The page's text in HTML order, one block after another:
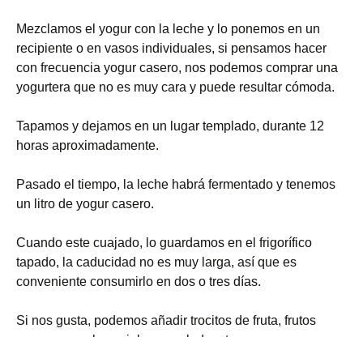
Mezclamos el yogur con la leche y lo ponemos en un
recipiente o en vasos individuales, si pensamos hacer
con frecuencia yogur casero, nos podemos comprar una
yogurtera que no es muy cara y puede resultar cómoda.
Tapamos y dejamos en un lugar templado, durante 12
horas aproximadamente.
Pasado el tiempo, la leche habrá fermentado y tenemos
un litro de yogur casero.
Cuando este cuajado, lo guardamos en el frigorífico
tapado, la caducidad no es muy larga, así que es
conveniente consumirlo en dos o tres días.
Si nos gusta, podemos añadir trocitos de fruta, frutos